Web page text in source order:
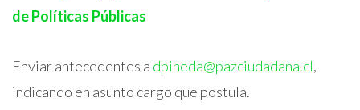
de Políticas Públicas
Enviar antecedentes a dpineda@pazciudadana.cl,
indicando en asunto cargo que postula.